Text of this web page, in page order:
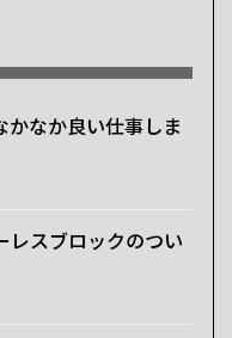
かなか良い仕事しま
レスブロックのつい